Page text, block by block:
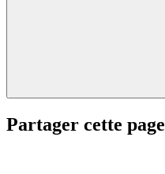
Partager cette page